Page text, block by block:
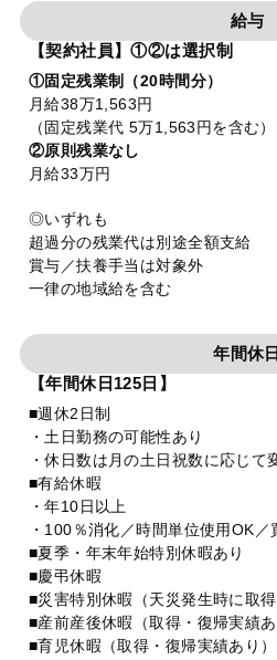
給与
【契約社員】①②は選択制
①固定残業制（20時間分）
月給38万1,563円
（固定残業代 5万1,563円を含む）
②原則残業なし
月給33万円
◎いずれも
超過分の残業代は別途全額支給
賞与／扶養手当は対象外
一律の地域給を含む
年間休日
【年間休日125日】
■週休2日制
・土日勤務の可能性あり
・休日数は月の土日祝数に応じて
■有給休暇
・年10日以上
・100％消化／時間単位使用OK／
■夏季・年末年始特別休暇あり
■慶弔休暇
■災害特別休暇（天災発生時に取得
■産前産後休暇（取得・復帰実績あ
■育児休暇（取得・復帰実績あり）